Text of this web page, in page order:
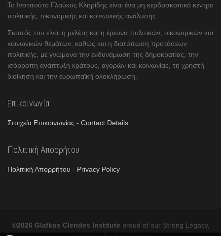
Το Ινστιτούτο Γλαύκος Κληρίδης είναι ένα μη κερδοσκοπικό κέντρο
πολιτικής, οικονομικής και κοινωνικής ανάλυσης.
Σκοπός του είναι η μελέτη και η έρευνα πολιτικών, οικονομικών και
κοινωνικών θεμάτων, καθώς και η διατύπωση προτάσεων
πολιτικής, με γνώμονα την ενδυνάμωση της δημοκρατίας, την
ισόρροπη ανάπτυξη κράτους, αγορών και κοινωνίας, τη χρηστή
διοίκηση και την ευρωπαϊκή ολοκλήρωση.
Επικοινωνία
Στοιχεία Επικοινωνίας - Contact Details
Πολιτική Απορρήτου
Πολιτική Απορρήτου - Privacy Policy
©2026 Glafkos Clerides Institute proud of our Strong Legacy,